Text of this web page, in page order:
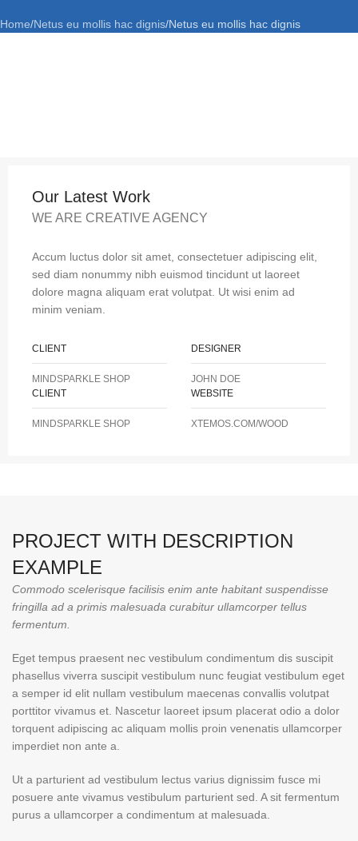
Home Netus eu mollis hac dignis Netus eu mollis hac dignis
Our Latest Work
WE ARE CREATIVE AGENCY
Accum luctus dolor sit amet, consectetuer adipiscing elit,
sed diam nonummy nibh euismod tincidunt ut laoreet
dolore magna aliquam erat volutpat. Ut wisi enim ad
minim veniam.
CLIENT
MINDSPARKLE SHOP
DESIGNER
JOHN DOE
CLIENT
MINDSPARKLE SHOP
WEBSITE
XTEMOS.COM/WOOD
PROJECT WITH DESCRIPTION
EXAMPLE
Commodo scelerisque facilisis enim ante habitant suspendisse
fringilla ad a primis malesuada curabitur ullamcorper tellus
fermentum.
Eget tempus praesent nec vestibulum condimentum dis suscipit
phasellus viverra suscipit vestibulum nunc feugiat vestibulum eget
a semper id elit nullam vestibulum maecenas convallis volutpat
porttitor vivamus et. Nascetur laoreet ipsum placerat odio a dolor
torquent adipiscing ac aliquam mollis proin venenatis ullamcorper
imperdiet non ante a.
Ut a parturient ad vestibulum lectus varius dignissim fusce mi
posuere ante vivamus vestibulum parturient sed. A sit fermentum
purus a ullamcorper a condimentum at malesuada.